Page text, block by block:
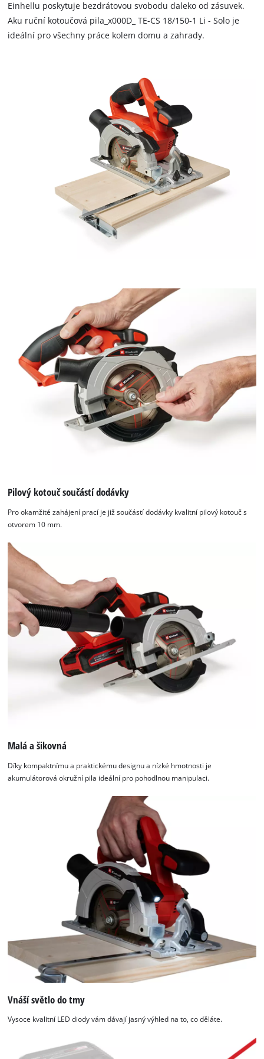
Einhellu poskytuje bezdrátovou svobodu daleko od zásuvek.
Aku ruční kotoučová pila_x000D_ TE-CS 18/150-1 Li - Solo je
ideální pro všechny práce kolem domu a zahrady.
Pilový kotouč součástí dodávky
Pro okamžité zahájení prací je již součástí dodávky kvalitní pilový kotouč s
otvorem 10 mm.
Malá a šikovná
Díky kompaktnímu a praktickému designu a nízké hmotnosti je
akumulátorová okružní pila ideální pro pohodlnou manipulaci.
Vnáší světlo do tmy
Vysoce kvalitní LED diody vám dávají jasný výhled na to, co děláte.